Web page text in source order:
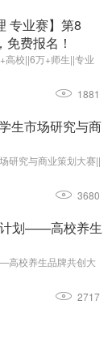
专业赛】第8
免费报名！
高校||6万+师生||专业
1881
生市场研究与商
研究与商业策划大赛||
见数
3680
划——高校养生
高校养生品牌共创大
2717